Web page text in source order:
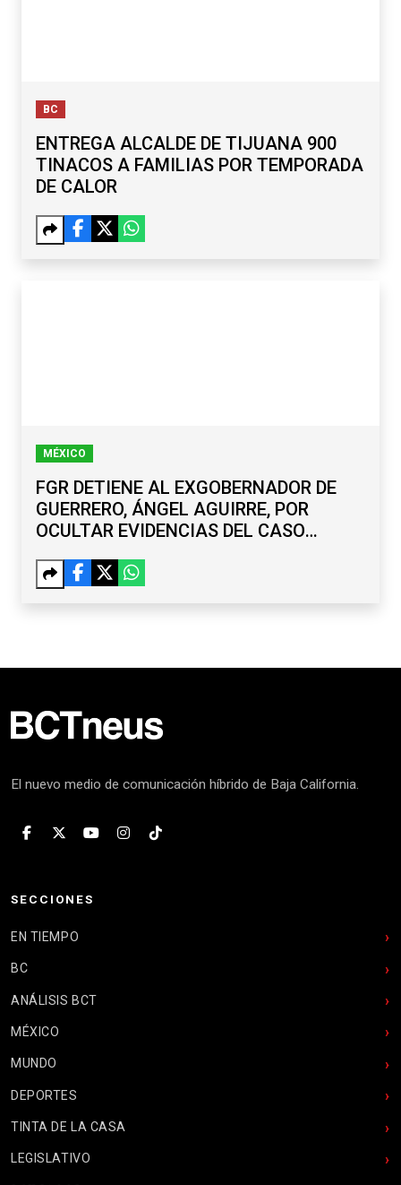
BC
ENTREGA ALCALDE DE TIJUANA 900
TINACOS A FAMILIAS POR TEMPORADA
DE CALOR
MÉXICO
FGR DETIENE AL EXGOBERNADOR DE
GUERRERO, ÁNGEL AGUIRRE, POR
OCULTAR EVIDENCIAS DEL CASO
El nuevo medio de comunicación híbrido de Baja California.
SECCIONES
EN TIEMPO
BC
ANÁLISIS BCT
MÉXICO
MUNDO
DEPORTES
TINTA DE LA CASA
LEGISLATIVO